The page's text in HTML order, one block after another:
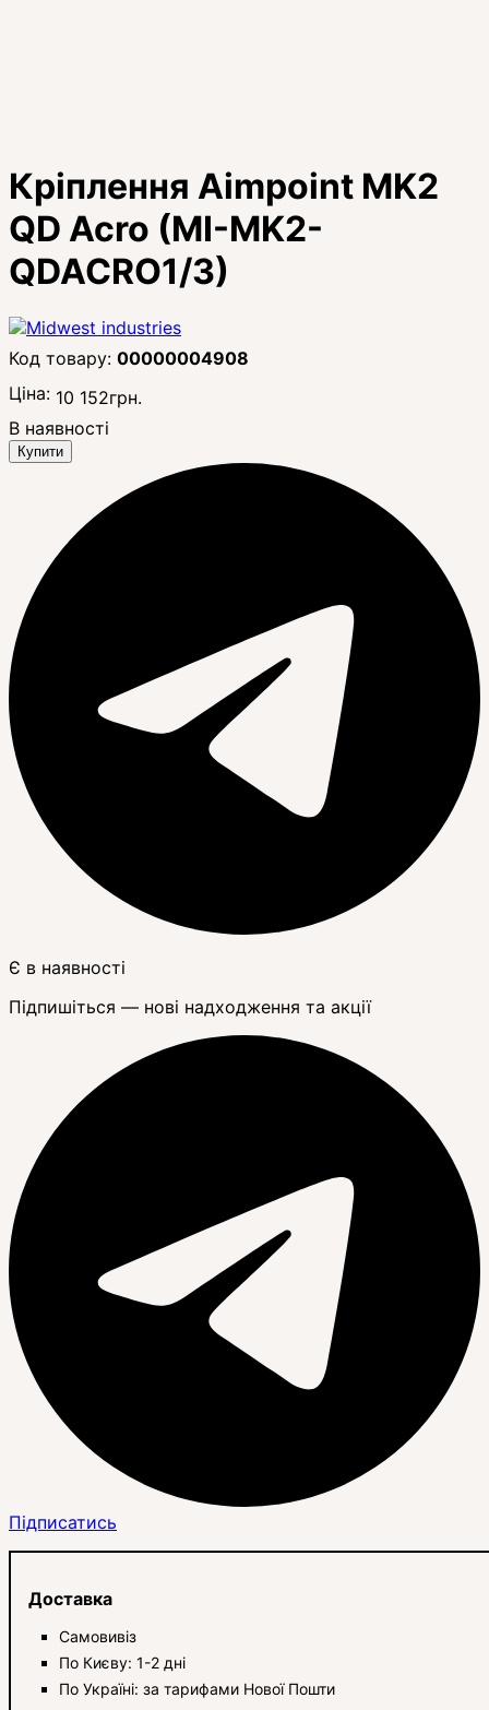
Кріплення Aimpoint MK2
QD Acro (MI-MK2-
QDACRO1/3)
00000004908
Ціна: 10 152грн.
В наявності
Купити
Є в наявності
Підпишіться — нові надходження та акції
Підписатись
Доставка
Самовивіз
По Києву: 1-2 дні
По Україні: за тарифами Нової Пошти